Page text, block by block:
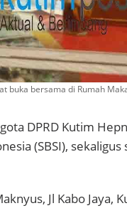
bersama di Rumah
DPRD Kutim
(SBSI),
Jl Kabo Jaya,